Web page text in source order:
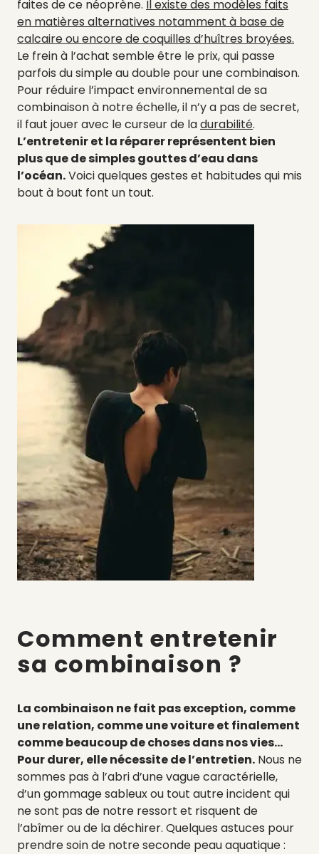
faites de ce néoprène. Il existe des modèles faits
en matières alternatives notamment à base de
calcaire ou encore de coquilles d’huîtres broyées.
Le frein à l’achat semble être le prix, qui passe
parfois du simple au double pour une combinaison.
Pour réduire l’impact environnemental de sa
combinaison à notre échelle, il n’y a pas de secret,
il faut jouer avec le curseur de ladurabilité.
L’entretenir et la réparer représentent bien
plus que de simples gouttes d’eau dans
l’océan.Voici quelques gestes et habitudes qui mis
bout à bout font un tout.
Comment entretenir
sa combinaison ?
La combinaison ne fait pas exception, comme
une relation, comme une voiture et finalement
comme beaucoup de choses dans nos vies…
Pour durer, elle nécessite de l’entretien. Nous ne
sommes pas à l’abri d’une vague caractérielle,
d’un gommage sableux ou tout autre incident qui
ne sont pas de notre ressort et risquent de
l’abîmer ou de la déchirer. Quelques astuces pour
prendre soin de notre seconde peau aquatique :